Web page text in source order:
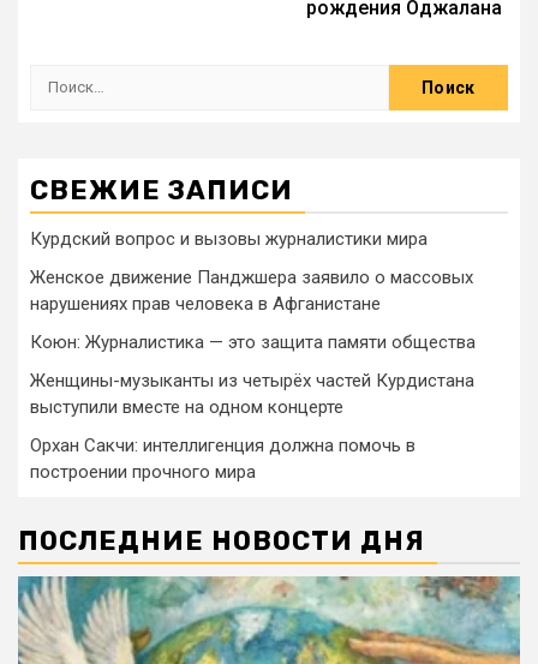
рождения Оджалана
СВЕЖИЕ ЗАПИСИ
Курдский вопрос и вызовы журналистики мира
Женское движение Панджшера заявило о массовых
нарушениях прав человека в Афганистане
Коюн: Журналистика — это защита памяти общества
Женщины-музыканты из четырёх частей Курдистана
выступили вместе на одном концерте
Орхан Сакчи: интеллигенция должна помочь в
построении прочного мира
ПОСЛЕДНИЕ НОВОСТИ ДНЯ